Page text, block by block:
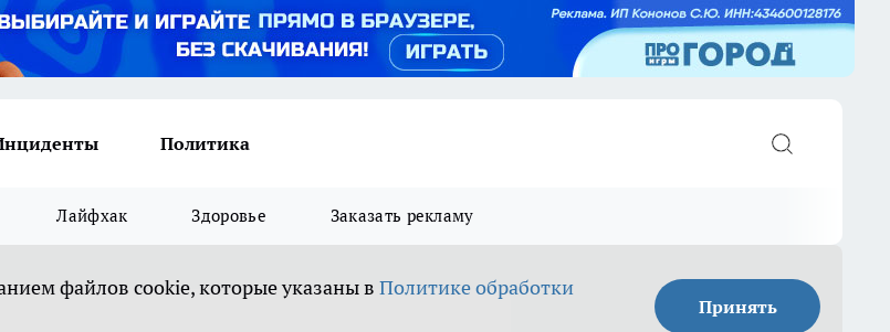
Политика
Лайфхак Здоровье Заказать рекламу
файлов cookie, которые указаны в Политике обработки
Принять